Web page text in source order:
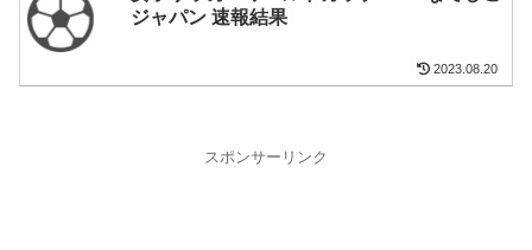
ジャパン 速報結果
2023.08.20
スポンサーリンク